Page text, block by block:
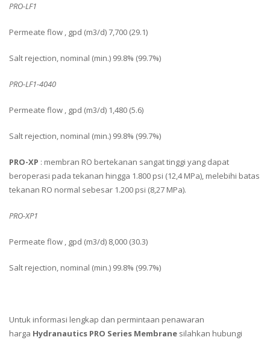
PRO-LF1
Permeate flow , gpd (m3/d) 7,700 (29.1)
Salt rejection, nominal (min.) 99.8% (99.7%)
PRO-LF1-4040
Permeate flow , gpd (m3/d) 1,480 (5.6)
Salt rejection, nominal (min.) 99.8% (99.7%)
PRO-XP : membran RO bertekanan sangat tinggi yang dapat
beroperasi pada tekanan hingga 1.800 psi (12,4 MPa), melebihi batas
tekanan RO normal sebesar 1.200 psi (8,27 MPa).
PRO-XP1
Permeate flow , gpd (m3/d) 8,000 (30.3)
Salt rejection, nominal (min.) 99.8% (99.7%)
Untuk informasi lengkap dan permintaan penawaran
harga Hydranautics PRO Series Membrane silahkan hubungi